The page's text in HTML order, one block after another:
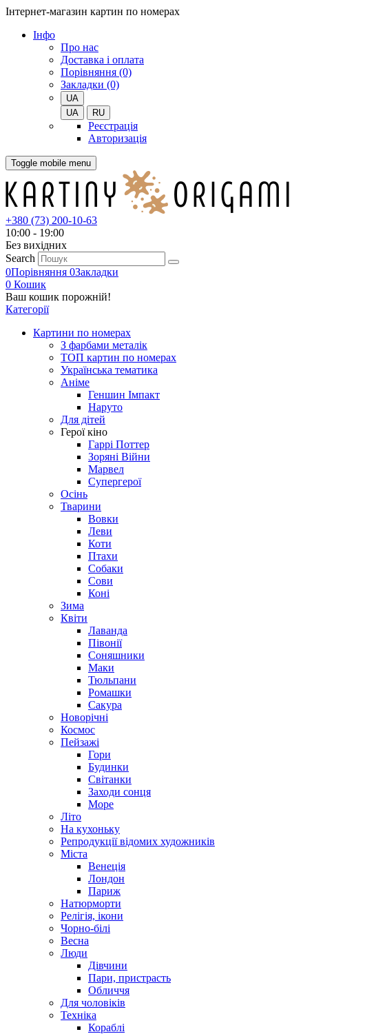
Інтернет-магазин картин по номерах
Iнфо
Про нас
Доставка і оплата
Порівняння (0)
Закладки (0)
UA
UA
RU
Реєстрація
Авторизація
Toggle mobile menu
+380 (73) 200-10-63
10:00 - 19:00
Без вихiдних
Search
0Порівняння 0Закладки
0 Кошик
Ваш кошик порожній!
Категорії
Картини по номерах
З фарбами металік
ТОП картин по номерах
Українська тематика
Аніме
Геншин Імпакт
Наруто
Для дітей
Герої кіно
Гаррі Поттер
Зоряні Війни
Марвел
Супергерої
Осінь
Тварини
Вовки
Леви
Коти
Птахи
Собаки
Сови
Коні
Зима
Квіти
Лаванда
Півонії
Соняшники
Маки
Тюльпани
Ромашки
Сакура
Новорічні
Космос
Пейзажі
Гори
Будинки
Світанки
Заходи сонця
Море
Літо
На кухоньку
Репродукції відомих художників
Міста
Венеція
Лондон
Париж
Натюрморти
Релігія, ікони
Чорно-білі
Весна
Люди
Дівчини
Пари, пристрасть
Обличчя
Для чоловіків
Техніка
Кораблі